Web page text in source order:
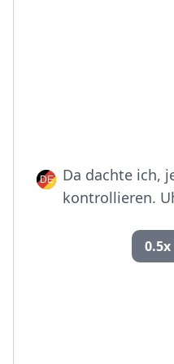
Da dachte ich,
kontrollieren.
0.5x